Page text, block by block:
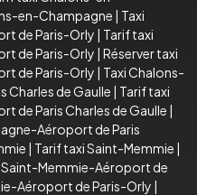
en-Champagne | Taxi
de Paris-Orly | Tarif taxi
de Paris-Orly | Réserver taxi
de Paris-Orly | Taxi Chalons-
de Gaulle | Tarif taxi
de Paris Charles de Gaulle |
Aéroport de Paris
| Tarif taxi Saint-Memmie |
Saint-Memmie-Aéroport de
Aéroport de Paris-Orly |